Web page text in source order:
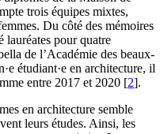
trois équipes mixtes,
Du côté des mémoires
lauréates pour quatre
de l’Académie des beaux-
étudiant·e en architecture, il
entre 2017 et 2020 [2].
en architecture semble
leurs études. Ainsi, les